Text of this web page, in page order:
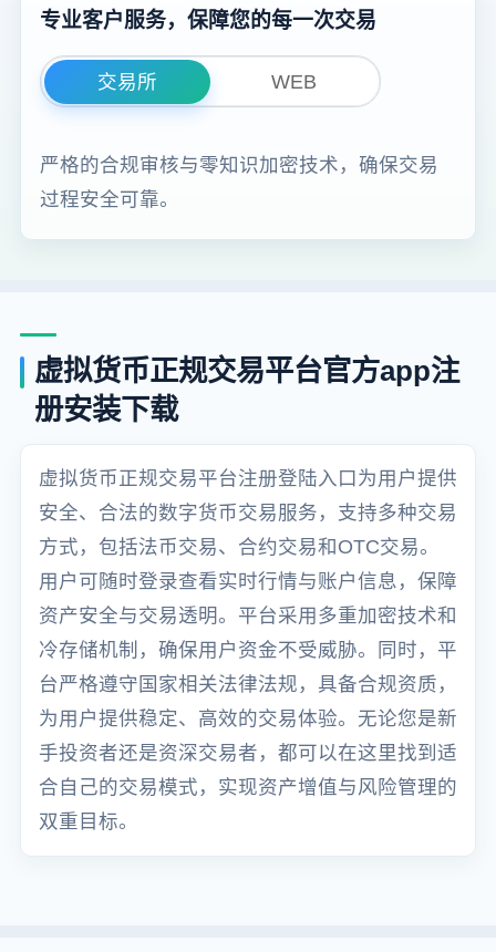
专业客户服务，保障您的每一次交易
交易所 WEB
严格的合规审核与零知识加密技术，确保交易
过程安全可靠。
虚拟货币正规交易平台官方app注
册安装下载
虚拟货币正规交易平台注册登陆入口为用户提供
安全、合法的数字货币交易服务，支持多种交易
方式，包括法币交易、合约交易和OTC交易。
用户可随时登录查看实时行情与账户信息，保障
资产安全与交易透明。平台采用多重加密技术和
冷存储机制，确保用户资金不受威胁。同时，平
台严格遵守国家相关法律法规，具备合规资质，
为用户提供稳定、高效的交易体验。无论您是新
手投资者还是资深交易者，都可以在这里找到适
合自己的交易模式，实现资产增值与风险管理的
双重目标。